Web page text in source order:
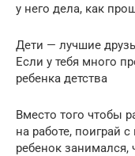
у него дела, как
Дети — лучшие
Если у тебя много
ребенка детства
Вместо того чтобы
на работе, поиграй
ребенок занимался,